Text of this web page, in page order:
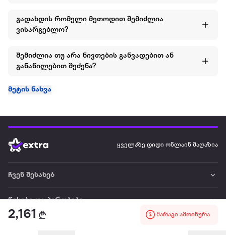
2,161 მარაგი ამოიწურა
გადახდის რომელი მეთოდით შემიძლია
ვისარგებლო?
შემიძლია თუ არა ნივთების განვადებით ან
განაწილებით შეძენა?
მეტის ნახვა
ყველაზე დიდი ონლაინ მაღაზია
ჩვენ შესახებ
წესები და პირობები